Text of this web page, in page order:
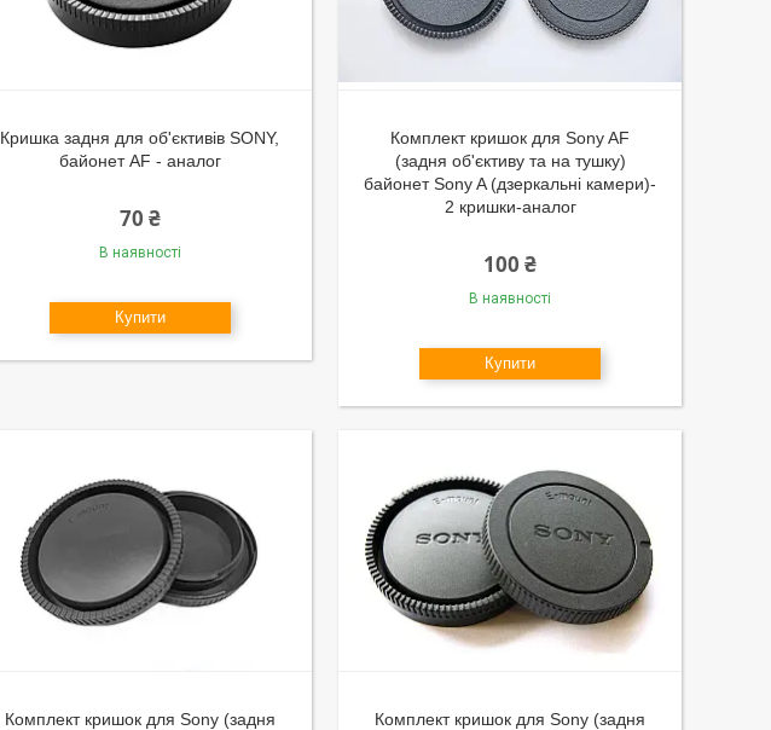
Кришка задня для об'єктивів SONY,
байонет AF - аналог
70 ₴
В наявності
Купити
Комплект кришок для Sony AF
(задня об'єктиву та на тушку)
байонет Sony A (дзеркальні камери)-
2 кришки-аналог
100 ₴
В наявності
Купити
Комплект кришок для Sony (задня
Комплект кришок для Sony (задня